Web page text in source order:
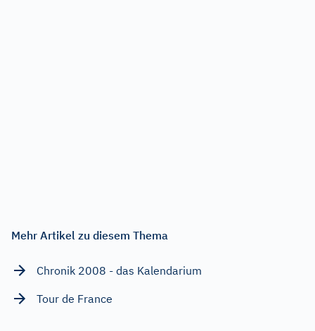
Mehr Artikel zu diesem Thema
Chronik 2008 - das Kalendarium
Tour de France